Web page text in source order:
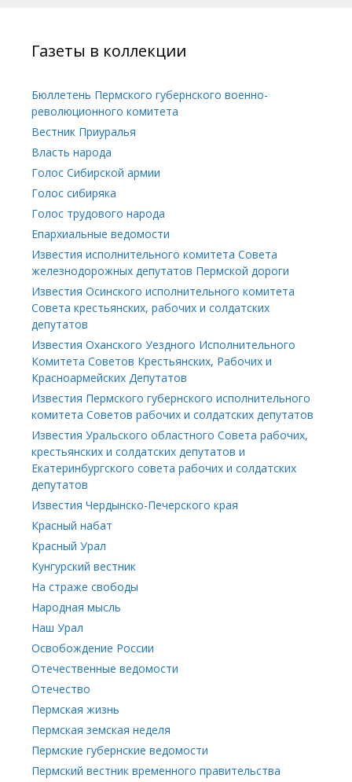
Газеты в коллекции
Бюллетень Пермского губернского военно-
революционного комитета
Вестник Приуралья
Власть народа
Голос Сибирской армии
Голос сибиряка
Голос трудового народа
Епархиальные ведомости
Известия исполнительного комитета Совета
железнодорожных депутатов Пермской дороги
Известия Осинского исполнительного комитета
Совета крестьянских, рабочих и солдатских
депутатов
Известия Оханского Уездного Исполнительного
Комитета Советов Крестьянских, Рабочих и
Красноармейских Депутатов
Известия Пермского губернского исполнительного
комитета Советов рабочих и солдатских депутатов
Известия Уральского областного Совета рабочих,
крестьянских и солдатских депутатов и
Екатеринбургского совета рабочих и солдатских
депутатов
Известия Чердынско-Печерского края
Красный набат
Красный Урал
Кунгурский вестник
На страже свободы
Народная мысль
Наш Урал
Освобождение России
Отечественные ведомости
Отечество
Пермская жизнь
Пермская земская неделя
Пермские губернские ведомости
Пермский вестник временного правительства